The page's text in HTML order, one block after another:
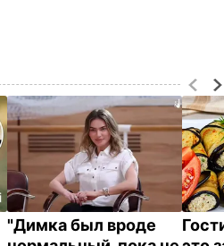
"Димка был вроде